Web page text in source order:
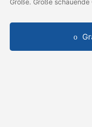
Größe. Große